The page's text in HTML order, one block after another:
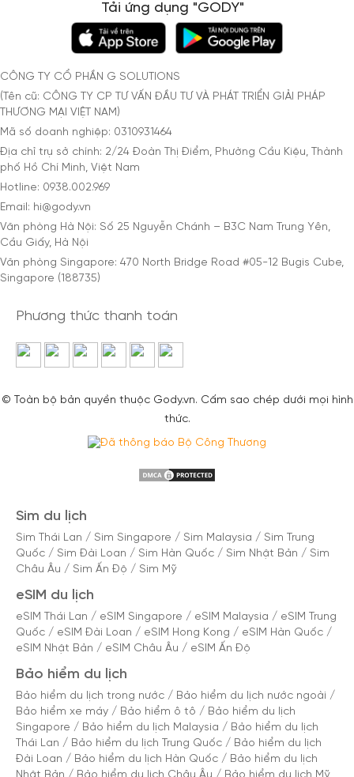
Tải ứng dụng "GODY"
CÔNG TY CỔ PHẦN G SOLUTIONS
(Tên cũ: CÔNG TY CP TƯ VẤN ĐẦU TƯ VÀ PHÁT TRIỂN GIẢI PHÁP
THƯƠNG MẠI VIỆT NAM)
Mã số doanh nghiệp: 0310931464
Địa chỉ trụ sở chính: 2/24 Đoàn Thị Điểm, Phường Cầu Kiệu, Thành
phố Hồ Chí Minh, Việt Nam
Hotline: 0938.002.969
Email: hi@gody.vn
Văn phòng Hà Nội: Số 25 Nguyễn Chánh – B3C Nam Trung Yên,
Cầu Giấy, Hà Nội
Văn phòng Singapore: 470 North Bridge Road #05-12 Bugis Cube,
Singapore (188735)
Phương thức thanh toán
© Toàn bộ bản quyền thuộc Gody.vn. Cấm sao chép dưới mọi hình
thức.
Sim du lịch
Sim Thái Lan / Sim Singapore / Sim Malaysia / Sim Trung
Quốc / Sim Đài Loan / Sim Hàn Quốc / Sim Nhật Bản / Sim
Châu Âu / Sim Ấn Độ / Sim Mỹ
eSIM du lịch
eSIM Thái Lan / eSIM Singapore / eSIM Malaysia / eSIM Trung
Quốc / eSIM Đài Loan / eSIM Hong Kong / eSIM Hàn Quốc /
eSIM Nhật Bản / eSIM Châu Âu / eSIM Ấn Độ
Bảo hiểm du lịch
Bảo hiểm du lịch trong nước / Bảo hiểm du lịch nước ngoài /
Bảo hiểm xe máy / Bảo hiểm ô tô / Bảo hiểm du lịch
Singapore / Bảo hiểm du lịch Malaysia / Bảo hiểm du lịch
Thái Lan / Bảo hiểm du lịch Trung Quốc / Bảo hiểm du lịch
Đài Loan / Bảo hiểm du lịch Hàn Quốc / Bảo hiểm du lịch